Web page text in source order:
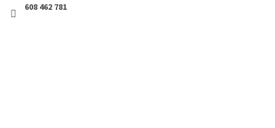
608 462 781